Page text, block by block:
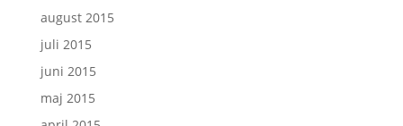
august 2015
juli 2015
juni 2015
maj 2015